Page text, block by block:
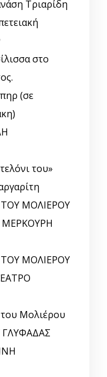
Τριαρίδη
στο
(σε
του»
ΜΟΛΙΕΡΟΥ
ΜΕΡΚΟΥΡΗ
ΜΟΛΙΕΡΟΥ
Μολιέρου